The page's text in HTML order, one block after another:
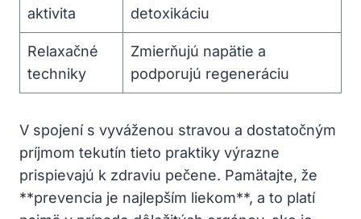
aktivita
detoxikáciu
Relaxačné
techniky
Zmierňujú napätie a
podporujú regeneráciu
V spojení s vyváženou stravou a dostatočným
príjmom tekutín tieto praktiky výrazne
prispievajú k zdraviu pečene. Pamätajte, že
**prevencia je najlepším liekom**, a to platí